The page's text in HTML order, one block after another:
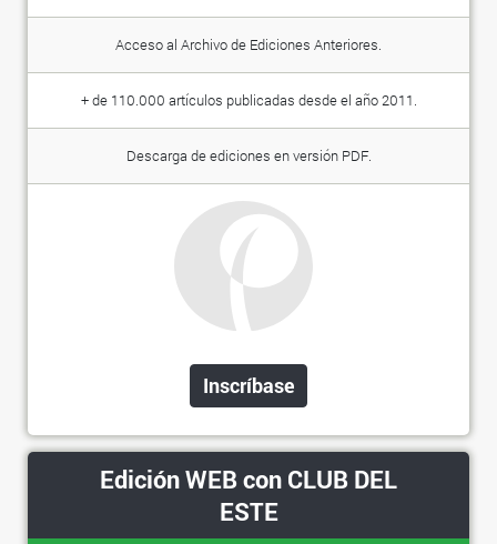
Acceso al Archivo de Ediciones Anteriores.
+ de 110.000 artículos publicadas desde el año 2011.
Descarga de ediciones en versión PDF.
Inscríbase
Edición WEB con CLUB DEL
ESTE